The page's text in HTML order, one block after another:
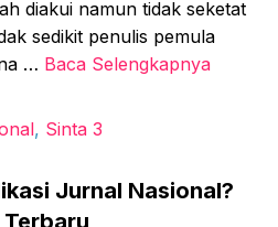
diakui namun tidak seketat
sedikit penulis pemula
… Baca Selengkapnya
, Sinta 3
Jurnal Nasional?
Terbaru